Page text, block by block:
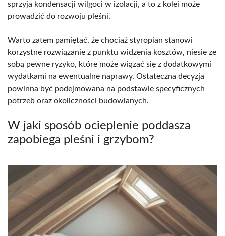
sprzyja kondensacji wilgoci w izolacji, a to z kolei może
prowadzić do rozwoju pleśni.
Warto zatem pamiętać, że chociaż styropian stanowi
korzystne rozwiązanie z punktu widzenia kosztów, niesie ze
sobą pewne ryzyko, które może wiązać się z dodatkowymi
wydatkami na ewentualne naprawy. Ostateczna decyzja
powinna być podejmowana na podstawie specyficznych
potrzeb oraz okoliczności budowlanych.
W jaki sposób ocieplenie poddasza
zapobiega pleśni i grzybom?